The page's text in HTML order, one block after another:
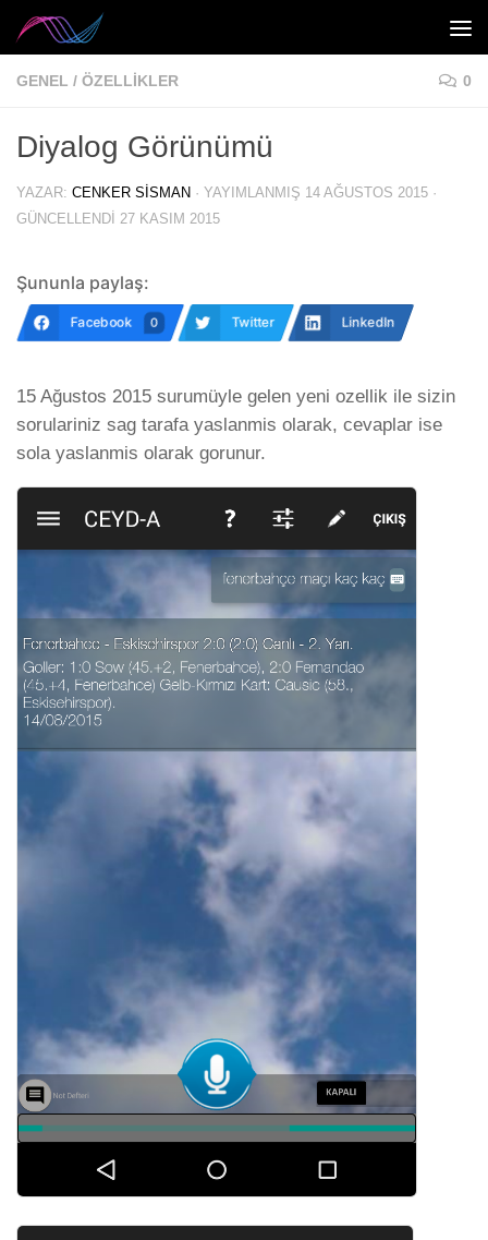
Skip to content
GENEL / ÖZELLIKLER 0
Diyalog Görünümü
YAZAR: CENKER SISMAN · YAYIMLANMIŞ 14 AĞUSTOS 2015 ·
GÜNCELLENDI 27 KASIM 2015
Şununla paylaş:
Facebook 0 Twitter LinkedIn
15 Ağustos 2015 surumüyle gelen yeni ozellik ile sizin
sorulariniz sag tarafa yaslanmis olarak, cevaplar ise
sola yaslanmis olarak gorunur.